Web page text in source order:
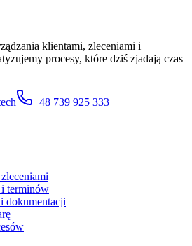
klientami, zleceniami i
procesy, które dziś zjadają czas
+48 739 925 333
i terminów
dokumentacji